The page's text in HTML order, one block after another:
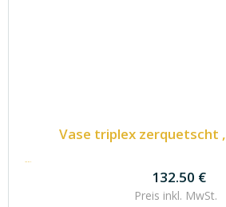
Vase triplex zerquetscht
132.50 €
132.50 €
Preis inkl. MwSt.